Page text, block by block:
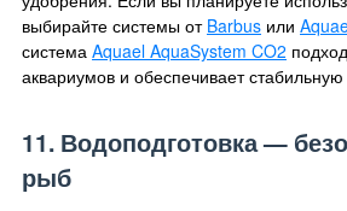
выбирайте системы от Barbus или
система Aquael AquaSystem CO2
аквариумов и обеспечивает стабильную
11. Водоподготовка —
рыб